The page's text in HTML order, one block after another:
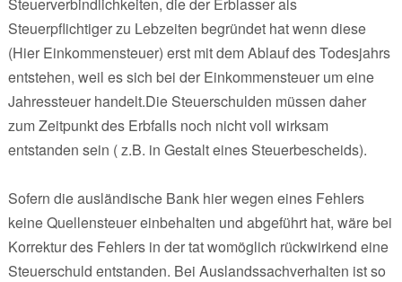
Steuerpflichtiger zu Lebzeiten begründet hat wenn diese
(Hier Einkommensteuer) erst mit dem Ablauf des Todesjahrs
entstehen, weil es sich bei der Einkommensteuer um eine
Jahressteuer handelt.Die Steuerschulden müssen daher
zum Zeitpunkt des Erbfalls noch nicht voll wirksam
entstanden sein ( z.B. in Gestalt eines Steuerbescheids).
Sofern die ausländische Bank hier wegen eines Fehlers
keine Quellensteuer einbehalten und abgeführt hat, wäre bei
Korrektur des Fehlers in der tat womöglich rückwirkend eine
Steuerschuld entstanden. Bei Auslandssachverhalten ist so